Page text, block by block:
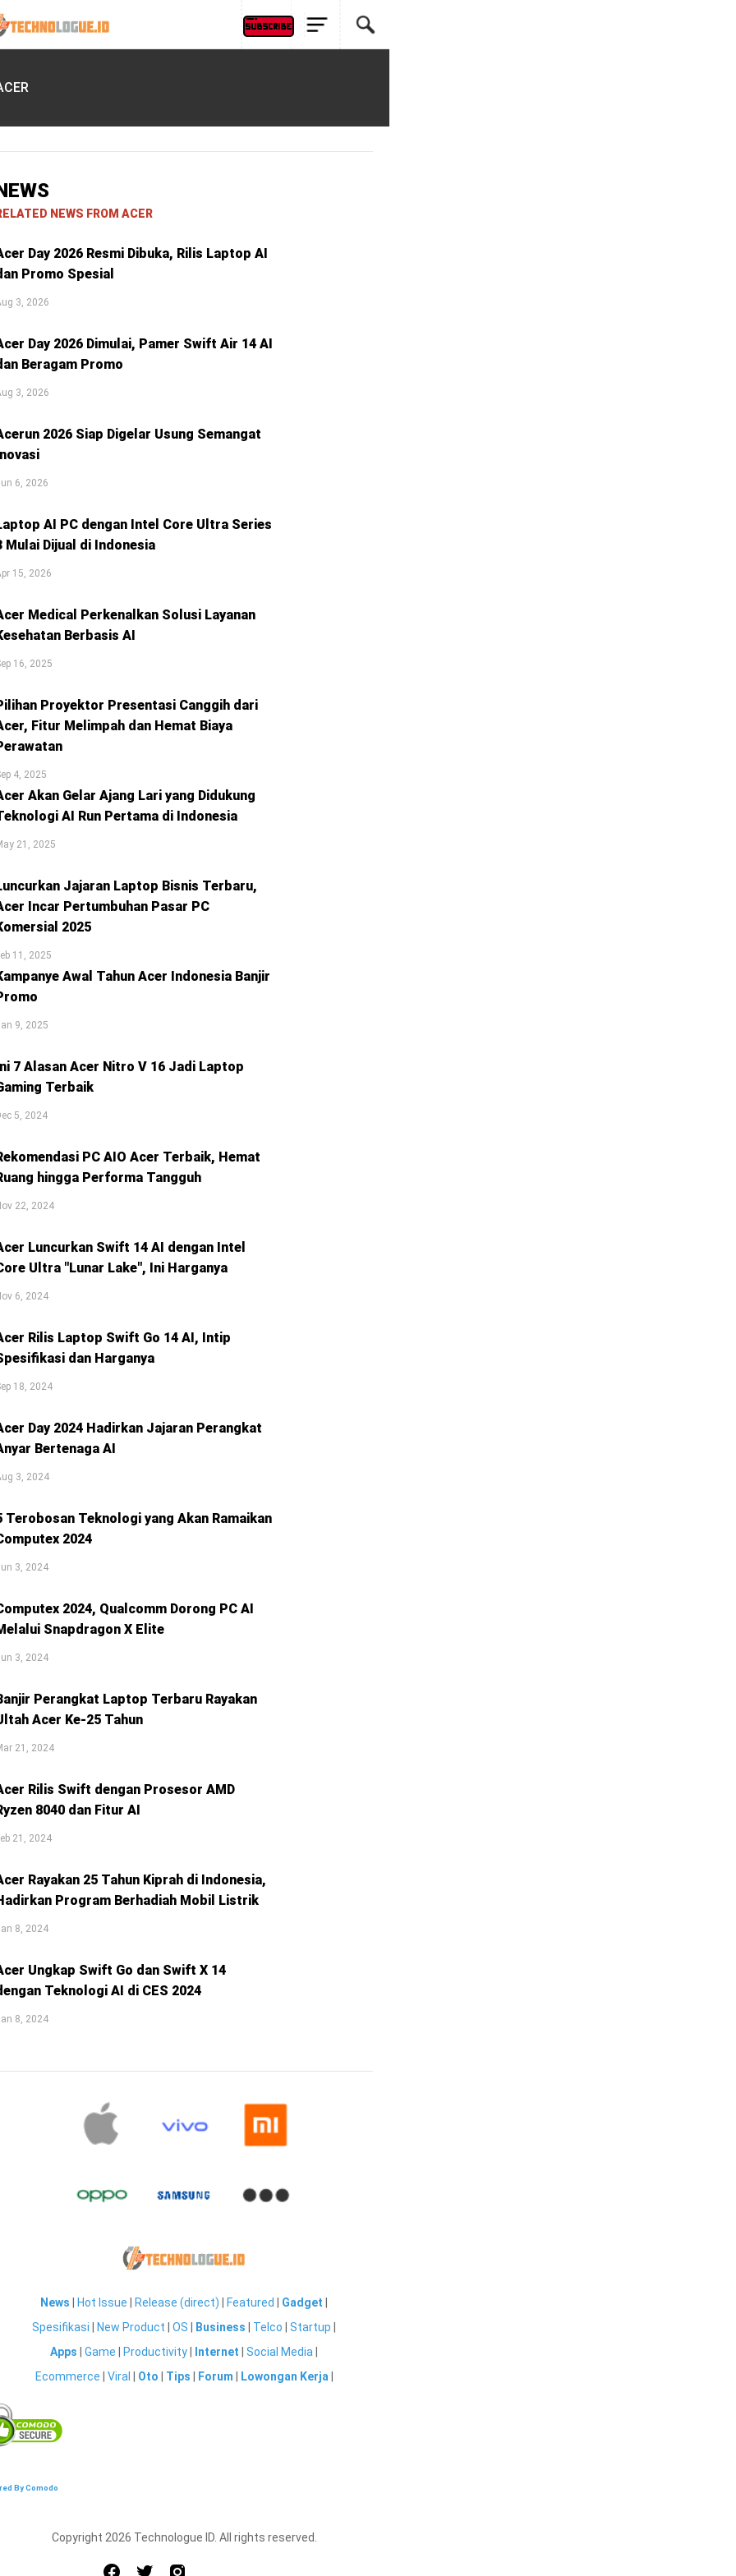
NEWS FROM ACER
Day 2026 Resmi Dibuka, Rilis Laptop AI
Promo Spesial
3, 2026
Day 2026 Dimulai, Pamer Swift Air 14 AI
Beragam Promo
3, 2026
2026 Siap Digelar Usung Semangat
6, 2026
AI PC dengan Intel Core Ultra Series
Mulai Dijual di Indonesia
15, 2026
Medical Perkenalkan Solusi Layanan
Berbasis AI
16, 2025
Proyektor Presentasi Canggih dari
Fitur Melimpah dan Hemat Biaya
4, 2025
Akan Gelar Ajang Lari yang Didukung
AI Run Pertama di Indonesia
21, 2025
Jajaran Laptop Bisnis Terbaru,
Incar Pertumbuhan Pasar PC
2025
11, 2025
Awal Tahun Acer Indonesia Banjir
9, 2025
7 Alasan Acer Nitro V 16 Jadi Laptop
Terbaik
5, 2024
PC AIO Acer Terbaik, Hemat
hingga Performa Tangguh
22, 2024
Luncurkan Swift 14 AI dengan Intel
Ultra "Lunar Lake", Ini Harganya
6, 2024
Rilis Laptop Swift Go 14 AI, Intip
dan Harganya
18, 2024
Day 2024 Hadirkan Jajaran Perangkat
Bertenaga AI
3, 2024
Terobosan Teknologi yang Akan Ramaikan
2024
3, 2024
2024, Qualcomm Dorong PC AI
Snapdragon X Elite
3, 2024
Perangkat Laptop Terbaru Rayakan
Acer Ke-25 Tahun
21, 2024
Rilis Swift dengan Prosesor AMD
8040 dan Fitur AI
21, 2024
Rayakan 25 Tahun Kiprah di Indonesia,
Program Berhadiah Mobil Listrik
8, 2024
Ungkap Swift Go dan Swift X 14
Teknologi AI di CES 2024
8, 2024
News Hot Issue Release (direct) Featured Gadget
Spesifikasi
New Product OS Business Telco Startup
Apps
Game Productivity Internet Social Media
Ecommerce
Viral Oto Tips Forum Lowongan Kerja
By Comodo
Copyright 2026 Technologue ID. All rights reserved.